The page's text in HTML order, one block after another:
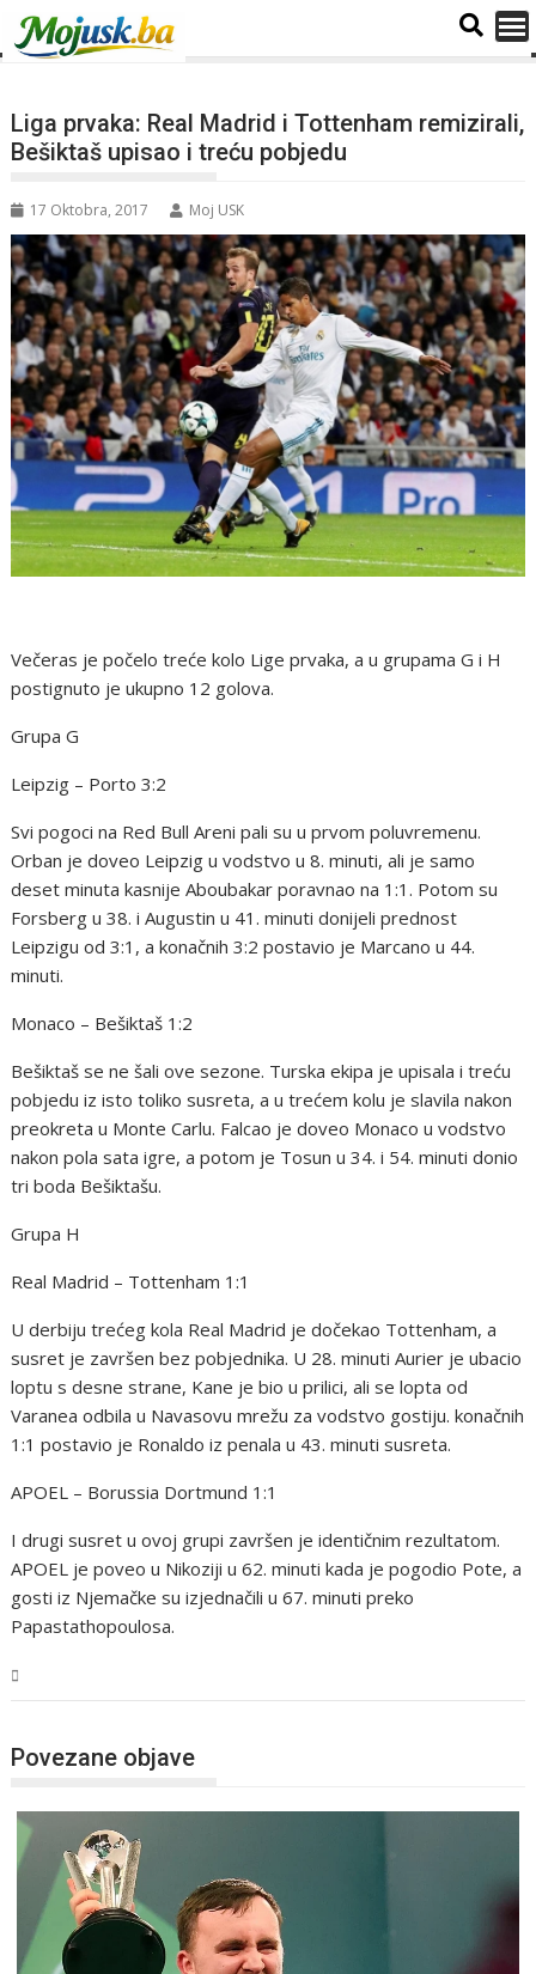
Liga prvaka: Real Madrid i Tottenham remizirali,
Bešiktaš upisao i treću pobjedu
17 Oktobra, 2017 Moj USK
Večeras je počelo treće kolo Lige prvaka, a u grupama G i H
postignuto je ukupno 12 golova.
Grupa G
Leipzig – Porto 3:2
Svi pogoci na Red Bull Areni pali su u prvom poluvremenu.
Orban je doveo Leipzig u vodstvo u 8. minuti, ali je samo
deset minuta kasnije Aboubakar poravnao na 1:1. Potom su
Forsberg u 38. i Augustin u 41. minuti donijeli prednost
Leipzigu od 3:1, a konačnih 3:2 postavio je Marcano u 44.
minuti.
Monaco – Bešiktaš 1:2
Bešiktaš se ne šali ove sezone. Turska ekipa je upisala i treću
pobjedu iz isto toliko susreta, a u trećem kolu je slavila nakon
preokreta u Monte Carlu. Falcao je doveo Monaco u vodstvo
nakon pola sata igre, a potom je Tosun u 34. i 54. minuti donio
tri boda Bešiktašu.
Grupa H
Real Madrid – Tottenham 1:1
U derbiju trećeg kola Real Madrid je dočekao Tottenham, a
susret je završen bez pobjednika. U 28. minuti Aurier je ubacio
loptu s desne strane, Kane je bio u prilici, ali se lopta od
Varanea odbila u Navasovu mrežu za vodstvo gostiju. konačnih
1:1 postavio je Ronaldo iz penala u 43. minuti susreta.
APOEL – Borussia Dortmund 1:1
I drugi susret u ovoj grupi završen je identičnim rezultatom.
APOEL je poveo u Nikoziji u 62. minuti kada je pogodio Pote, a
gosti iz Njemačke su izjednačili u 67. minuti preko
Papastathopoulosa.
Povezane objave